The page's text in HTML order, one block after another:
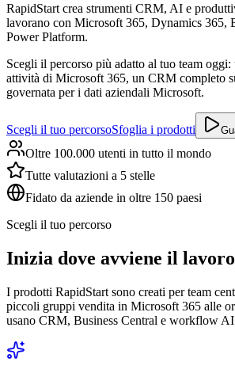
RapidStart crea strumenti CRM, AI e
lavorano con Microsoft 365, Dynamics 365,
Power Platform.
Scegli il percorso più adatto al tuo team
attività di Microsoft 365, un CRM completo
governata per i dati aziendali Microsoft.
Scegli il tuo percorsoSfoglia i prodotti
Oltre 100.000 utenti in tutto il mondo
Tutte valutazioni a 5 stelle
Fidato da aziende in oltre 150 paesi
Scegli il tuo percorso
Inizia dove avviene il lavoro
I prodotti RapidStart sono creati per team
piccoli gruppi vendita in Microsoft 365 alle
usano CRM, Business Central e workflow